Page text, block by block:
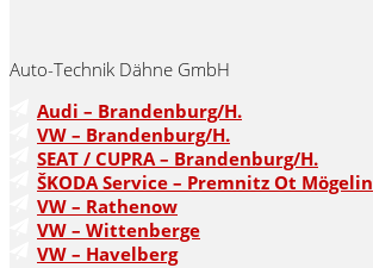
Auto-Technik Dähne GmbH
Audi – Brandenburg/H.
VW – Brandenburg/H.
SEAT / CUPRA – Brandenburg/H.
ŠKODA Service – Premnitz Ot Mögelin
VW – Rathenow
VW – Wittenberge
VW – Havelberg